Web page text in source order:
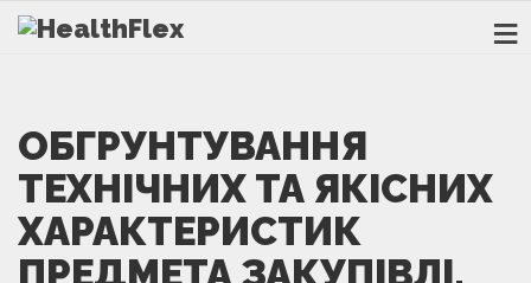
ОБГРУНТУВАННЯ
ТЕХНІЧНИХ ТА ЯКІСНИХ
ХАРАКТЕРИСТИК